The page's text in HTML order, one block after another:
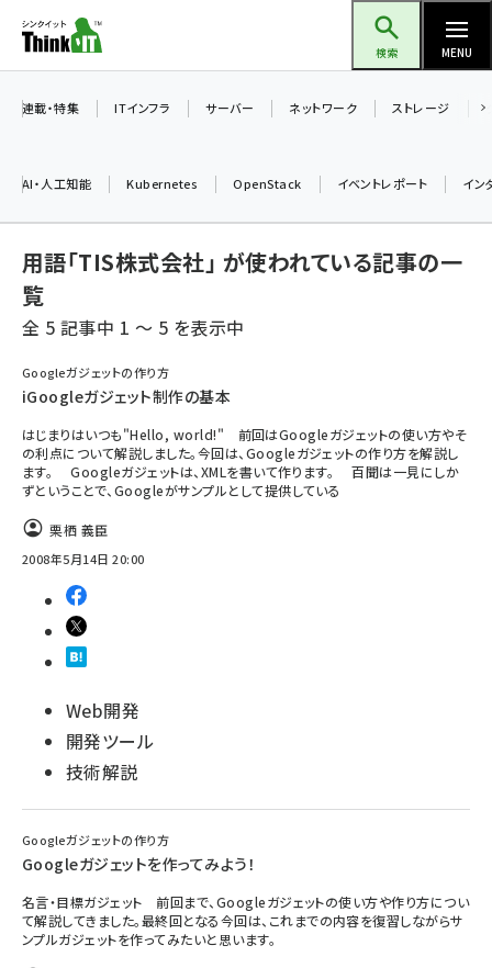
ン
ツ
検索 MENU
ai (2497)
iot女子会 (2281)
北海道をのんびり旅する晴山佳須夫のヒント集！ (2037)
drupal (1956)
genai (1484)
abc123 (1360)
ai crunch (1355)
連載・特集 ITインフラ サーバー ネットワーク ストレージ
AI・人工知能 Kubernetes OpenStack イベントレポート イン
用語「TIS株式会社」 が使われている記事の一
覧
全 5 記事中 1 ～ 5 を表示中
Googleガジェットの作り方
iGoogleガジェット制作の基本
はじまりはいつも"Hello, world!" 前回はGoogleガジェットの使い方やそ
の利点について解説しました。今回は、Googleガジェットの作り方を解説し
ます。 Googleガジェットは、XMLを書いて作ります。 百聞は一見にしか
ずということで、Googleがサンプルとして提供している
栗栖 義臣
2008年5月14日 20:00
Web開発
開発ツール
技術解説
Googleガジェットの作り方
Googleガジェットを作ってみよう！
名言・目標ガジェット 前回まで、Googleガジェットの使い方や作り方につい
て解説してきました。最終回となる今回は、これまでの内容を復習しながらサ
ンプルガジェットを作ってみたいと思います。